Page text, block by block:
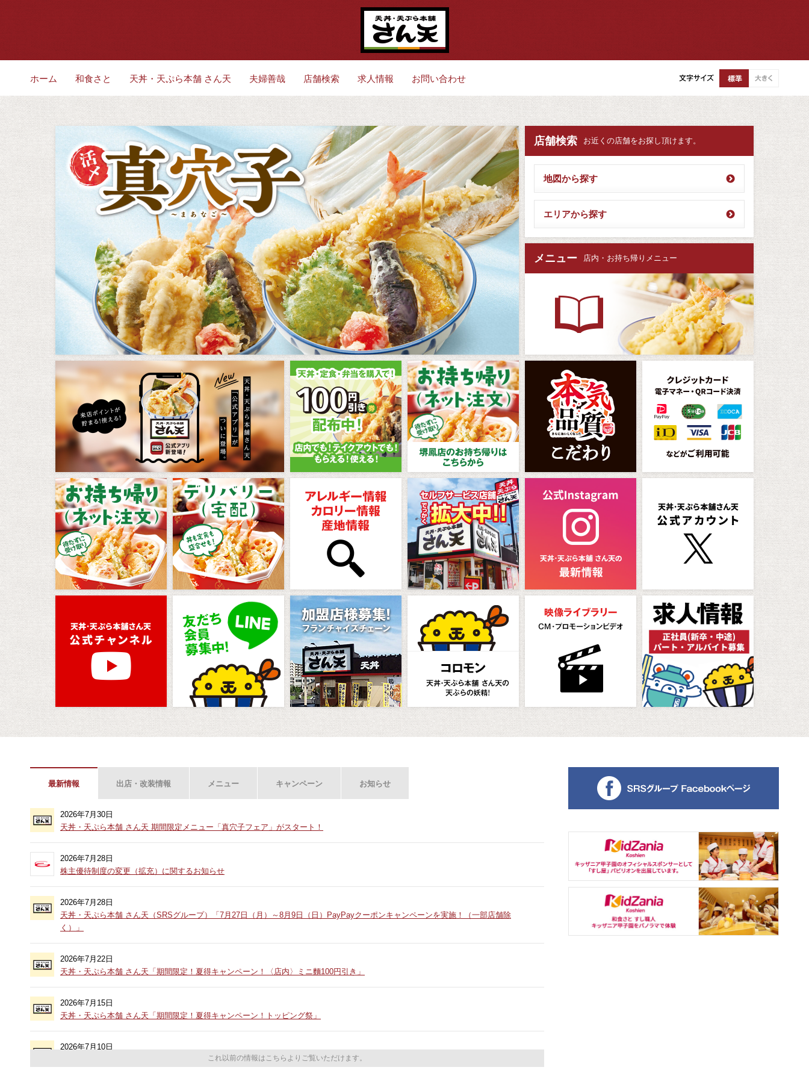
ホーム 和食さと 天丼・天ぷら本舗 さん天 夫婦善哉 店舗検索 求人情報 お問い合わせ
店舗検索 お近くの店舗をお探し頂けます。
地図から探す
エリアから探す
メニュー 店内・お持ち帰りメニュー
最新情報 出店・改装情報 メニュー キャンペーン お知らせ
2026年7月30日
天丼・天ぷら本舗 さん天 期間限定メニュー「真穴子フェア」がスタート！
2026年7月28日
株主優待制度の変更（拡充）に関するお知らせ
2026年7月28日
天丼・天ぷら本舗 さん天（SRSグループ）「7月27日（月）～8月9日（日）PayPayクーポンキャンペーンを実施！（一部店舗除
く）」
2026年7月22日
天丼・天ぷら本舗 さん天「期間限定！夏得キャンペーン！〈店内〉ミニ麵100円引き」
2026年7月15日
天丼・天ぷら本舗 さん天「期間限定！夏得キャンペーン！トッピング祭」
2026年7月10日
天丼・天ぷら本舗 さん天「期間限定！夏得キャンペーン！590円祭」
これ以前の情報はこちらよりご覧いただけます。